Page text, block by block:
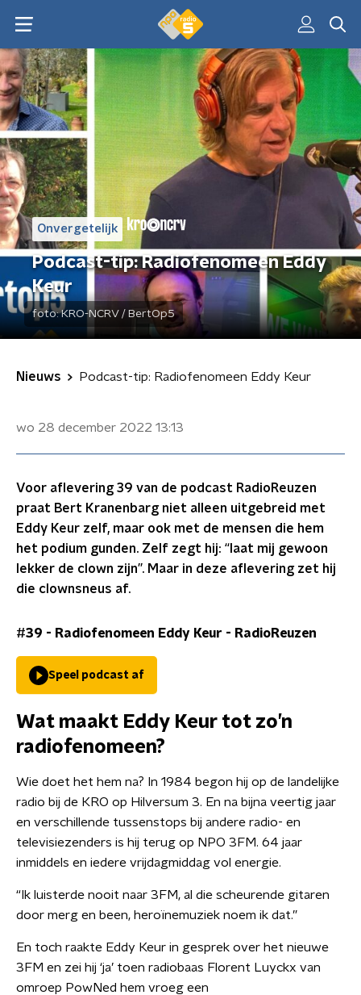
Onvergetelijk
Podcast-tip: Radiofenomeen Eddy
Keur
foto:KRO-NCRV / BertOp5
Nieuws Podcast-tip: Radiofenomeen Eddy Keur
wo 28 december 2022 13:13
Voor aflevering 39 van de podcast RadioReuzen
praat Bert Kranenbarg niet alleen uitgebreid met
Eddy Keur zelf, maar ook met de mensen die hem
het podium gunden. Zelf zegt hij: “laat mij gewoon
lekker de clown zijn”. Maar in deze aflevering zet hij
die clownsneus af.
#39 - Radiofenomeen Eddy Keur - RadioReuzen
Speel podcast af
Wat maakt Eddy Keur tot zo’n
radiofenomeen?
Wie doet het hem na? In 1984 begon hij op de landelijke
radio bij de KRO op Hilversum 3. En na bijna veertig jaar
en verschillende tussenstops bij andere radio- en
televisiezenders is hij terug op NPO 3FM. 64 jaar
inmiddels en iedere vrijdagmiddag vol energie.
“Ik luisterde nooit naar 3FM, al die scheurende gitaren
door merg en been, heroïnemuziek noem ik dat.”
En toch raakte Eddy Keur in gesprek over het nieuwe
3FM en zei hij ‘ja’ toen radiobaas Florent Luyckx van
omroep PowNed hem vroeg een